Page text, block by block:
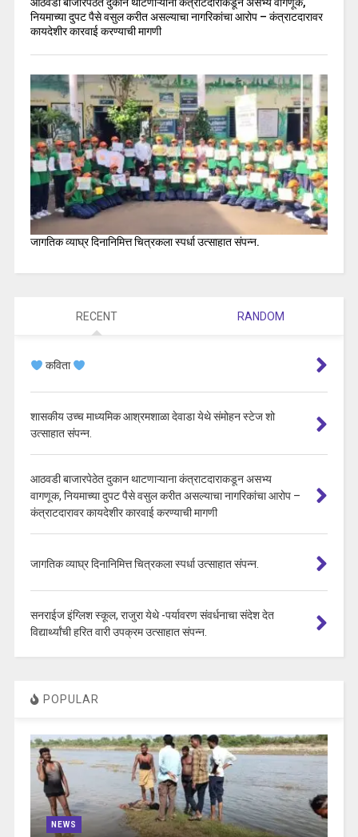
नियमाच्या दुपट पैसे वसुल करीत असल्याचा नागरिकांचा आरोप – कंत्राटदारावर
कायदेशीर कारवाई करण्याची मागणी
जागतिक व्याघ्र दिनानिमित्त चित्रकला स्पर्धा उत्साहात संपन्न.
RECENT RANDOM
कविता
शासकीय उच्च माध्यमिक आश्रमशाळा देवाडा येथे संमोहन स्टेज शो
उत्साहात संपन्न.
आठवडी बाजारपेठेत दुकान थाटणाऱ्याना कंत्राटदाराकडून असभ्य
वागणूक, नियमाच्या दुपट पैसे वसुल करीत असल्याचा नागरिकांचा आरोप –
कंत्राटदारावर कायदेशीर कारवाई करण्याची मागणी
जागतिक व्याघ्र दिनानिमित्त चित्रकला स्पर्धा उत्साहात संपन्न.
सनराईज इंग्लिश स्कूल, राजुरा येथे -पर्यावरण संवर्धनाचा संदेश देत
विद्यार्थ्यांची हरित वारी उपक्रम उत्साहात संपन्न.
POPULAR
NEWS